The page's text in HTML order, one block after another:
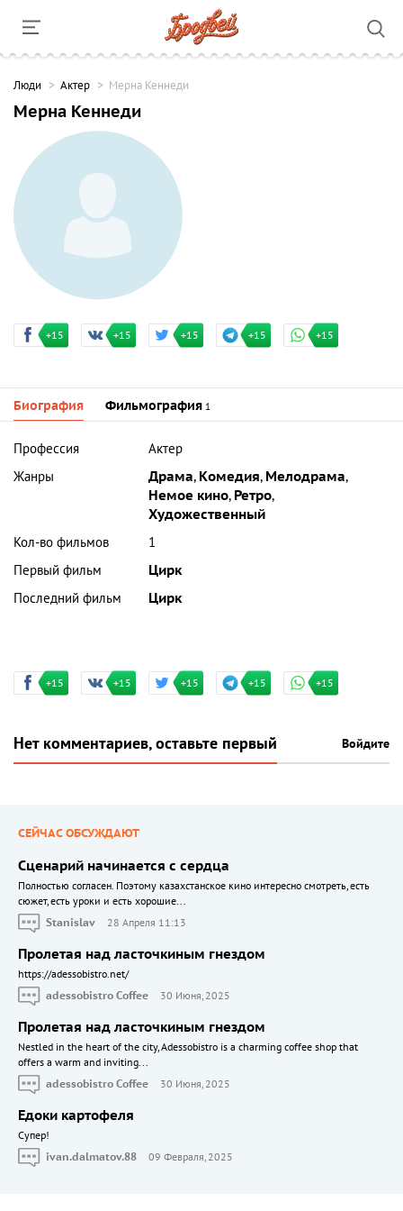
Люди Актер Мерна Кеннеди
Мерна Кеннеди
+15 +15 +15 +15 +15
Биография Фильмография 1
Профессия
Актер
Жанры
Драма, Комедия, Мелодрама,
Немое кино, Ретро,
Художественный
Кол-во фильмов
1
Первый фильм
Цирк
Последний фильм
Цирк
+15 +15 +15 +15 +15
Нет комментариев, оставьте первый Войдите
СЕЙЧАС ОБСУЖДАЮТ
Сценарий начинается с сердца
Полностью согласен. Поэтому казахстанское кино интересно смотреть, есть
сюжет, есть уроки и есть хорошие...
Stanislav
28 Апреля 11:13
Пролетая над ласточкиным гнездом
https://adessobistro.net/
adessobistro Coffee
30 Июня, 2025
Пролетая над ласточкиным гнездом
Nestled in the heart of the city, Adessobistro is a charming coffee shop that
offers a warm and inviting...
adessobistro Coffee
30 Июня, 2025
Едоки картофеля
Cупер!
ivan.dalmatov.88
09 Февраля, 2025